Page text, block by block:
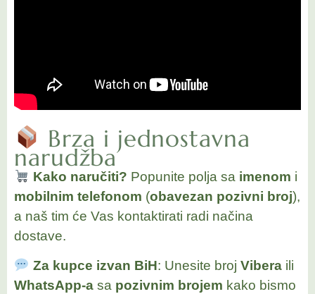
Brza i jednostavna
narudžba
Kako naručiti? Popunite polja sa imenom i
mobilnim telefonom (obavezan pozivni broj),
a naš tim će Vas kontaktirati radi načina
dostave.
Za kupce izvan BiH: Unesite broj Viberaili
WhatsApp-a sa pozivnim brojem kako bismo